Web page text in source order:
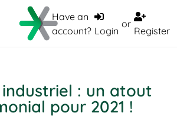
Have an
account? Login
or
Register
: un atout
pour 2021 !